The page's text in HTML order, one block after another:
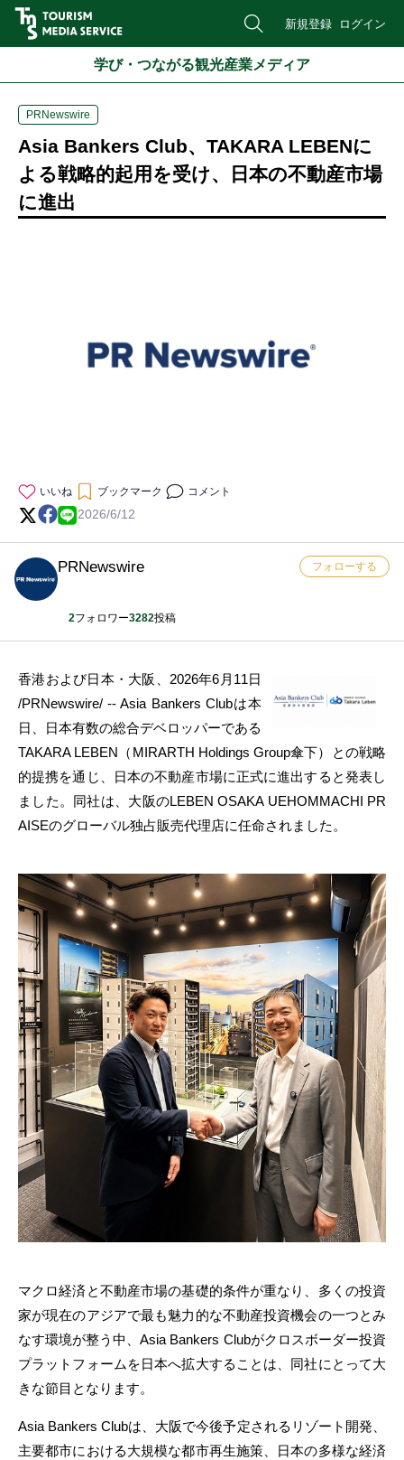
新規登録 ログイン
学び・つながる観光産業メディア
PRNewswire
Asia Bankers Club、TAKARA LEBENに
よる戦略的起用を受け、日本の不動産市場
に進出
いいね ブックマーク コメント
2026/6/12
PRNewswire
2フォロワー3282投稿
フォローする
香港および日本・大阪、2026年6月11日
/PRNewswire/ -- Asia Bankers Clubは本
日、日本有数の総合デベロッパーである
TAKARA LEBEN（MIRARTH Holdings Group傘下）との戦略
的提携を通じ、日本の不動産市場に正式に進出すると発表し
ました。同社は、大阪のLEBEN OSAKA UEHOMMACHI PR
AISEのグローバル独占販売代理店に任命されました。
マクロ経済と不動産市場の基礎的条件が重なり、多くの投資
家が現在のアジアで最も魅力的な不動産投資機会の一つとみ
なす環境が整う中、Asia Bankers Clubがクロスボーダー投資
プラットフォームを日本へ拡大することは、同社にとって大
きな節目となります。
Asia Bankers Clubは、大阪で今後予定されるリゾート開発、
主要都市における大規模な都市再生施策、日本の多様な経済